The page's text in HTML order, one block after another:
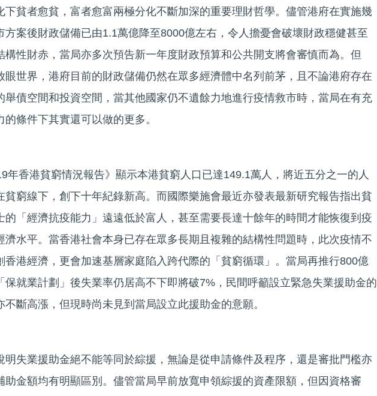
下貧者愈貧，富者愈富兩極分化不斷加深的重要理財哲學。儘管港府在實施幾
方案後財政儲備已由1.1萬億降至8000億左右，令人擔憂會破壞財政穩健甚至
構性財赤，當局亦多次預告新一年度財政預算和公共開支將會審慎而為。但
眼世界，港府目前的財政儲備仍然在眾多經濟體中名列前茅，且不論港府存在
舉債空間和投資空間，當其他國家仍不遺餘力地進行疫情救市時，當局在有充
的條件下其實還可以做的更多。
年香港貧窮情況報告》顯示本港貧窮人口已達149.1萬人，將近五分之一的人
貧窮線下，創下十年紀錄新高。而國際樂施會最近亦發表最新研究報告指出貧
的「經濟抗疫能力」遠遠低於富人，甚至需要長達十餘年的時間才能恢復到疫
濟水平。當香港社會本身已存在眾多長期且複雜的結構性問題時，此次疫情不
香港經濟，更會加速基層家庭陷入跨代際的「貧窮循環」。當局再推行800億
保就業計劃」後失業率仍居高不下即將破7%，民間呼籲設立緊急失業援助金的
不斷高漲，但現時尚未見到當局設立此援助金的意願。
明失業援助金絕不能等同於綜援，無論是從申請條件及程序，還是審批門檻亦
助金額均有明顯區別。儘管當局早前放寬申領綜援的資產限額，但因資格審